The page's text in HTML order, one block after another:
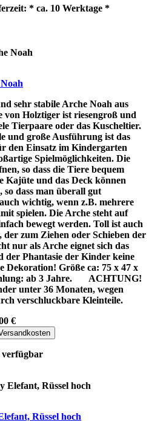
* ca. 10 Werktage *
sehr stabile Arche Noah aus
von Holztiger ist riesengroß und
Tierpaare oder das Kuscheltier.
und große Ausführung ist das
den Einsatz im Kindergarten
Spielmöglichkeiten. Die
so dass die Tiere bequem
Kajüte und das Deck können
so dass man überall gut
wichtig, wenn z.B. mehrere
spielen. Die Arche steht auf
bewegt werden. Toll ist auch
der zum Ziehen oder Schieben der
nur als Arche eignet sich das
der Phantasie der Kinder keine
Dekoration! Größe ca: 75 x 47 x
ab 3 Jahre. ACHTUNG!
unter 36 Monaten, wegen
verschluckbare Kleinteile.
€
verfügbar
Rüssel hoch